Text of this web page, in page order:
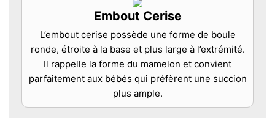
Embout Cerise
L’embout cerise possède une forme de boule
ronde, étroite à la base et plus large à l’extrémité.
Il rappelle la forme du mamelon et convient
parfaitement aux bébés qui préfèrent une succion
plus ample.